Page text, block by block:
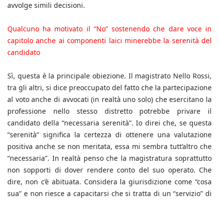
avvolge simili decisioni.
Qualcuno ha motivato il “No” sostenendo che dare voce in
capitolo anche ai componenti laici minerebbe la serenità del
candidato
Sì, questa è la principale obiezione. Il magistrato Nello Rossi,
tra gli altri, si dice preoccupato del fatto che la partecipazione
al voto anche di avvocati (in realtà uno solo) che esercitano la
professione nello stesso distretto potrebbe privare il
candidato della “necessaria serenità”. Io direi che, se questa
“serenità” significa la certezza di ottenere una valutazione
positiva anche se non meritata, essa mi sembra tutt’altro che
“necessaria”. In realtà penso che la magistratura soprattutto
non sopporti di dover rendere conto del suo operato. Che
dire, non c’è abituata. Considera la giurisdizione come “cosa
sua” e non riesce a capacitarsi che si tratta di un “servizio” di